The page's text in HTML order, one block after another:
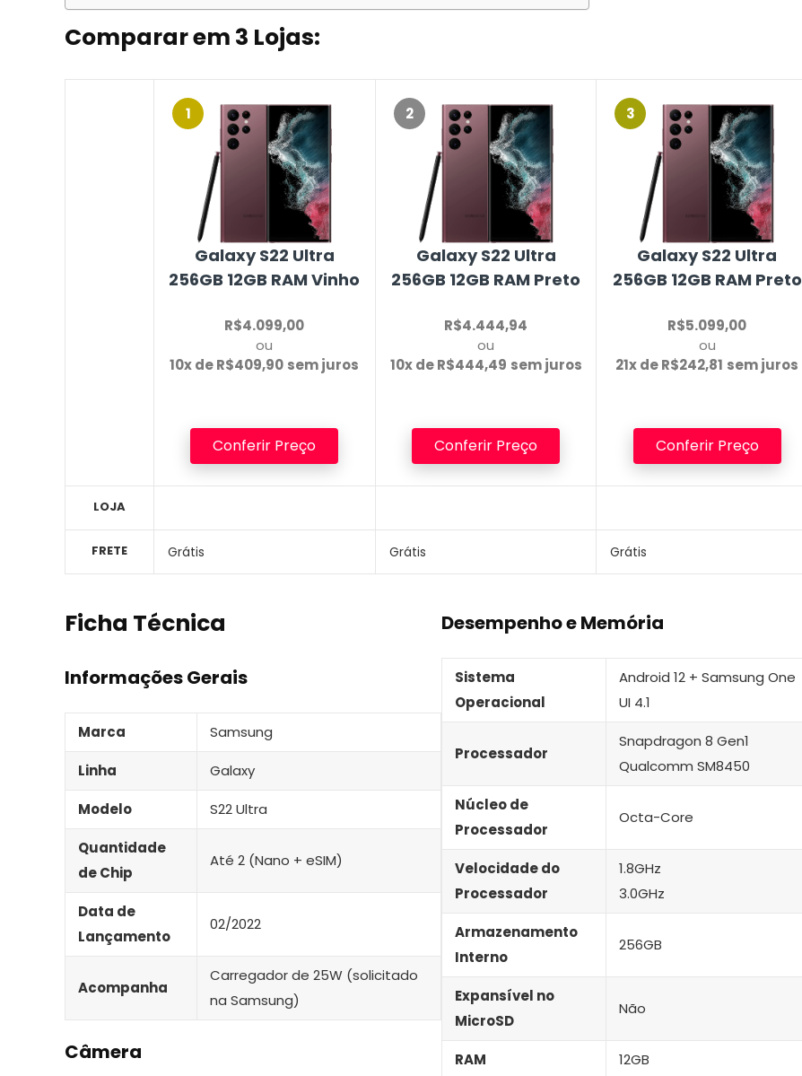
Comparar em 3 Lojas:
LOJA
FRETE
1
Galaxy S22 Ultra
256GB 12GB RAMVinho
R$4.099,00
ou
10x de R$409,90 sem juros
Conferir Preço
Grátis
2
Galaxy S22 Ultra
256GB 12GB RAM Preto
R$4.444,94
ou
10x de R$444,49 sem juros
Conferir Preço
Grátis
3
Galaxy S22 Ultra
256GB 12GB RAMPreto
R$5.099,00
ou
21x de R$242,81 sem juros
Conferir Preço
Grátis
Ficha Técnica
Informações Gerais
Marca Samsung
Linha Galaxy
Modelo S22 Ultra
Quantidade
de Chip
Até 2 (Nano + eSIM)
Data de
Lançamento
02/2022
Acompanha
Carregador de 25W (solicitado
na Samsung)
Câmera
Desempenho e Memória
Sistema
Operacional
Android 12 + Samsung One
UI 4.1
Processador
Snapdragon 8 Gen1
Qualcomm SM8450
Núcleo de
Processador
Octa-Core
Velocidade do
Processador
1.8GHz
3.0GHz
Armazenamento
Interno
256GB
Expansível no
MicroSD
Não
RAM 12GB